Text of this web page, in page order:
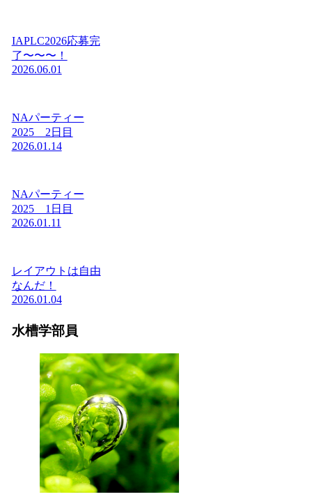
IAPLC2026応募完
了〜〜〜！
2026.06.01
NAパーティー
2025 2日目
2026.01.14
NAパーティー
2025 1日目
2026.01.11
レイアウトは自由
なんだ！
2026.01.04
水槽学部員